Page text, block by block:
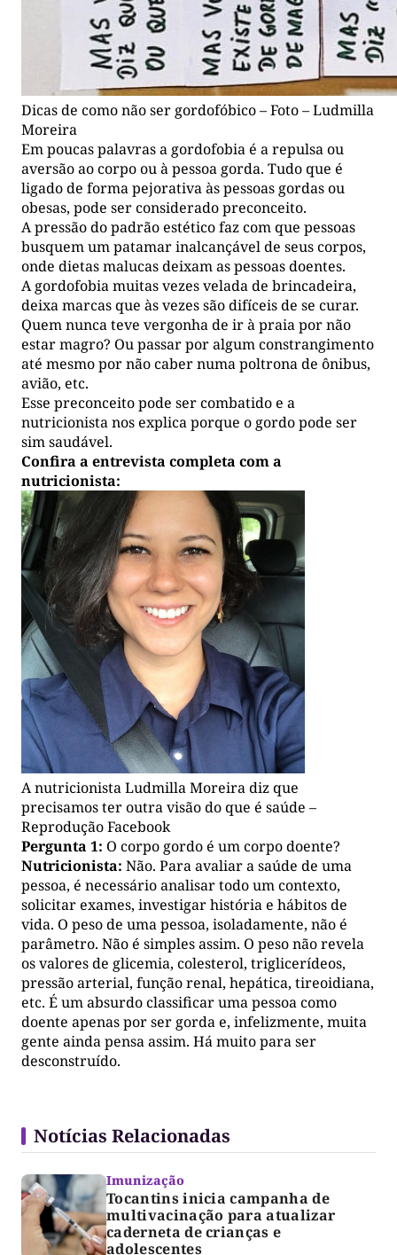
Dicas de como não ser gordofóbico – Foto – Ludmilla
Moreira
Em poucas palavras a gordofobia é a repulsa ou
aversão ao corpo ou à pessoa gorda. Tudo que é
ligado de forma pejorativa às pessoas gordas ou
obesas, pode ser considerado preconceito.
A pressão do padrão estético faz com que pessoas
busquem um patamar inalcançável de seus corpos,
onde dietas malucas deixam as pessoas doentes.
A gordofobia muitas vezes velada de brincadeira,
deixa marcas que às vezes são difíceis de se curar.
Quem nunca teve vergonha de ir à praia por não
estar magro? Ou passar por algum constrangimento
até mesmo por não caber numa poltrona de ônibus,
avião, etc.
Esse preconceito pode ser combatido e a
nutricionista nos explica porque o gordo pode ser
sim saudável.
Confira a entrevista completa com a
nutricionista:
A nutricionista Ludmilla Moreira diz que
precisamos ter outra visão do que é saúde –
Reprodução Facebook
Pergunta 1: O corpo gordo é um corpo doente?
Nutricionista: Não. Para avaliar a saúde de uma
pessoa, é necessário analisar todo um contexto,
solicitar exames, investigar história e hábitos de
vida. O peso de uma pessoa, isoladamente, não é
parâmetro. Não é simples assim. O peso não revela
os valores de glicemia, colesterol, triglicerídeos,
pressão arterial, função renal, hepática, tireoidiana,
etc. É um absurdo classificar uma pessoa como
doente apenas por ser gorda e, infelizmente, muita
gente ainda pensa assim. Há muito para ser
desconstruído.
Notícias Relacionadas
Imunização
Tocantins inicia campanha de
multivacinação para atualizar
caderneta de crianças e
adolescentes